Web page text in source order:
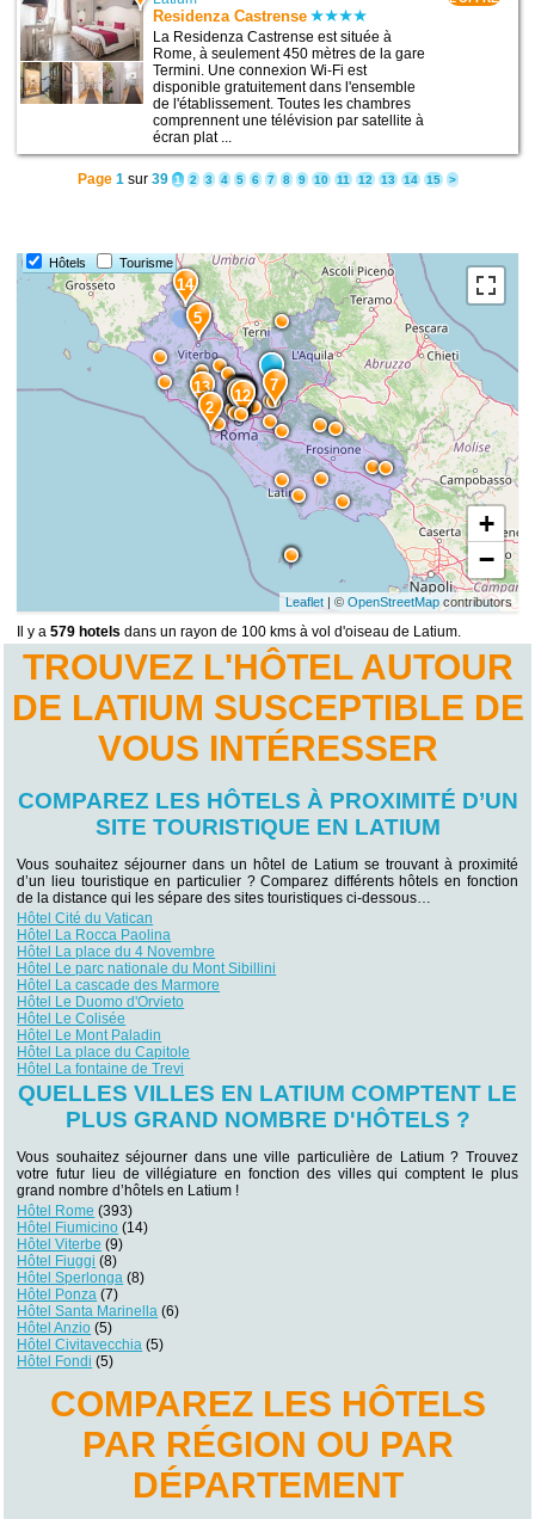
Residenza Castrense
La Residenza Castrense est située à
Rome, à seulement 450 mètres de la gare
Termini. Une connexion Wi-Fi est
disponible gratuitement dans l'ensemble
de l'établissement. Toutes les chambres
comprennent une télévision par satellite à
écran plat ...
Page 1sur 39 1 2 3 4 5 6 7 8 9 10 11 12 13 14 15 >
Hôtels Tourisme
15
14
13 12
11
10
98 7
6
5
4
3
2
1
+
−
Leaflet| © OpenStreetMapcontributors
Il y a579 hotels dans un rayon de 100 kms à vol d'oiseau de Latium.
TROUVEZ L'HÔTEL AUTOUR
DE LATIUM SUSCEPTIBLE DE
VOUS INTÉRESSER
COMPAREZ LES HÔTELS À PROXIMITÉ D’UN
SITE TOURISTIQUE EN LATIUM
Vous souhaitez séjourner dans un hôtel de Latium se trouvant à proximité
d’un lieu touristique en particulier ? Comparez différents hôtels en fonction
de la distance qui les sépare des sites touristiques ci-dessous…
Hôtel Cité du Vatican
Hôtel La Rocca Paolina
Hôtel La place du 4 Novembre
Hôtel Le parc nationale du Mont Sibillini
Hôtel La cascade des Marmore
Hôtel Le Duomo d'Orvieto
Hôtel Le Colisée
Hôtel Le Mont Paladin
Hôtel La place du Capitole
Hôtel La fontaine de Trevi
QUELLES VILLES EN LATIUM COMPTENT LE
PLUS GRAND NOMBRE D'HÔTELS ?
Vous souhaitez séjourner dans une ville particulière de Latium ? Trouvez
votre futur lieu de villégiature en fonction des villes qui comptent le plus
grand nombre d’hôtels en Latium !
Hôtel Rome (393)
Hôtel Fiumicino (14)
Hôtel Viterbe (9)
Hôtel Fiuggi (8)
Hôtel Sperlonga (8)
Hôtel Ponza (7)
Hôtel Santa Marinella (6)
Hôtel Anzio (5)
Hôtel Civitavecchia (5)
Hôtel Fondi (5)
COMPAREZ LES HÔTELS
PAR RÉGION OU PAR
DÉPARTEMENT